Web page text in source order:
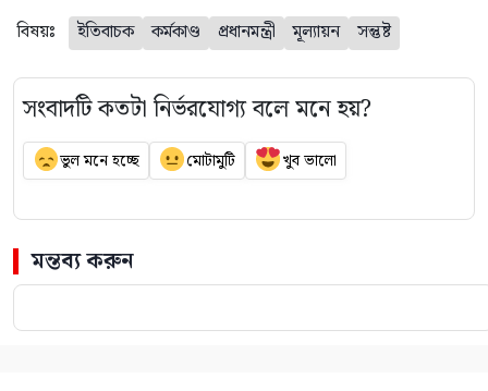
বিষয়ঃ ইতিবাচক কর্মকাণ্ড প্রধানমন্ত্রী মূল্যায়ন সন্তুষ্ট
সংবাদটি কতটা নির্ভরযোগ্য বলে মনে হয়?
ভুল মনে হচ্ছে মোটামুটি খুব ভালো
মন্তব্য করুন